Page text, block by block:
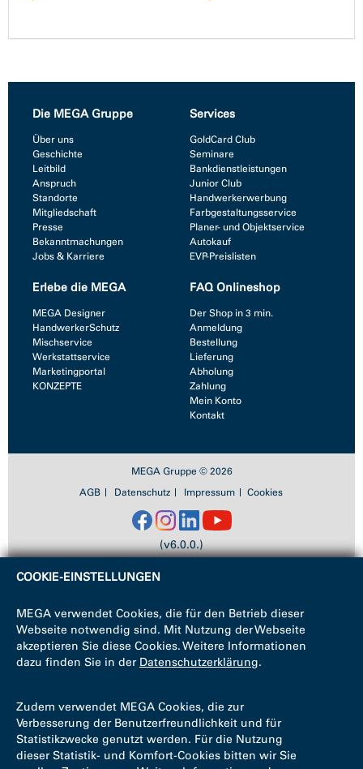
Die MEGA Gruppe
Über uns
Geschichte
Leitbild
Anspruch
Standorte
Mitgliedschaft
Presse
Bekanntmachungen
Jobs & Karriere
Services
GoldCard Club
Seminare
Bankdienstleistungen
Junior Club
Handwerkerwerbung
Farbgestaltungsservice
Planer- und Objektservice
Autokauf
EVP-Preislisten
Erlebe die MEGA
MEGA Designer
HandwerkerSchutz
Mischservice
Werkstattservice
Marketingportal
KONZEPTE
FAQ Onlineshop
Der Shop in 3 min.
Anmeldung
Bestellung
Lieferung
Abholung
Zahlung
Mein Konto
Kontakt
MEGA Gruppe © 2026
AGB
Datenschutz Impressum Cookies
(v6.0.0.)
COOKIE-EINSTELLUNGEN
MEGA verwendet Cookies, die für den Betrieb dieser
Webseite notwendig sind. Mit Nutzung der Webseite
akzeptieren Sie diese Cookies. Weitere Informationen
dazu finden Sie in der Datenschutzerklärung.
Zudem verwendet MEGA Cookies, die zur
Verbesserung der Benutzerfreundlichkeit und für
Statistikzwecke genutzt werden. Für die Nutzung
dieser Statistik- und Komfort-Cookies bitten wir Sie